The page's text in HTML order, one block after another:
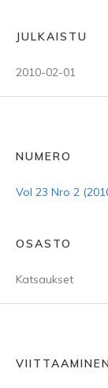
JULKAISTU
2010-02-01
NUMERO
Vol 23 Nro 2
OSASTO
Katsaukset
VIITTAAMINEN